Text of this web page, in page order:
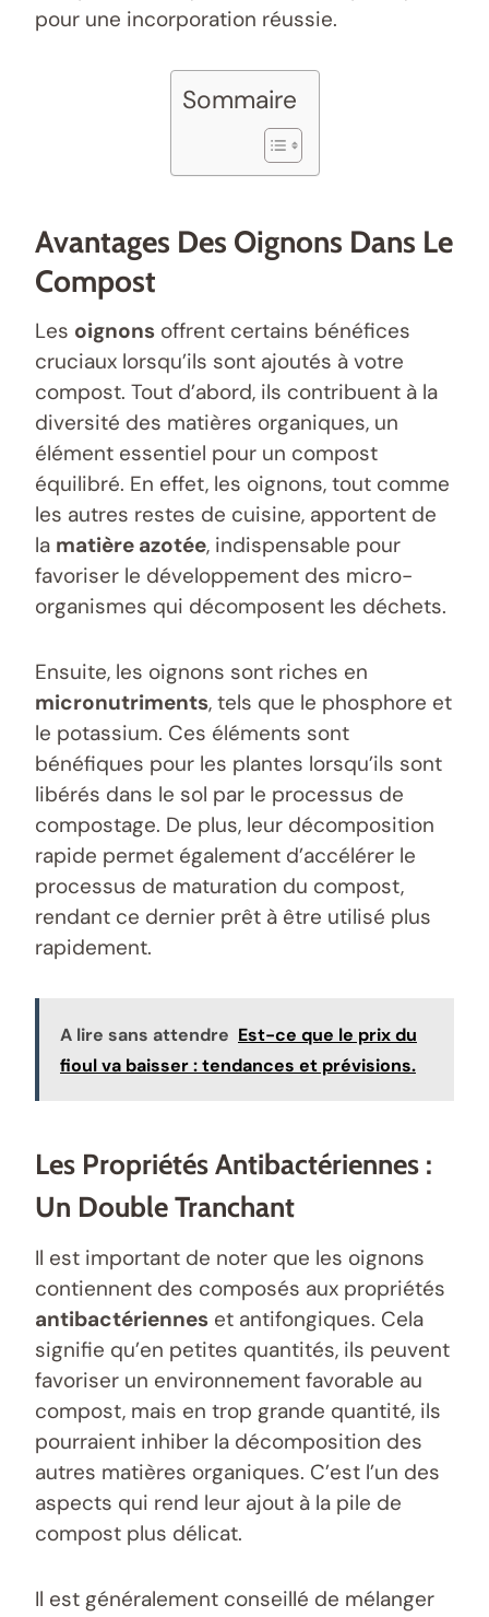
pour une incorporation réussie.
Sommaire
Avantages Des Oignons Dans Le
Compost
Les oignons offrent certains bénéfices
cruciaux lorsqu’ils sont ajoutés à votre
compost. Tout d’abord, ils contribuent à la
diversité des matières organiques, un
élément essentiel pour un compost
équilibré. En effet, les oignons, tout comme
les autres restes de cuisine, apportent de
la matière azotée, indispensable pour
favoriser le développement des micro-
organismes qui décomposent les déchets.
Ensuite, les oignons sont riches en
micronutriments, tels que le phosphore et
le potassium. Ces éléments sont
bénéfiques pour les plantes lorsqu’ils sont
libérés dans le sol par le processus de
compostage. De plus, leur décomposition
rapide permet également d’accélérer le
processus de maturation du compost,
rendant ce dernier prêt à être utilisé plus
rapidement.
A lire sans attendre Est-ce que le prix du
fioul va baisser : tendances et prévisions.
Les Propriétés Antibactériennes :
Un Double Tranchant
Il est important de noter que les oignons
contiennent des composés aux propriétés
antibactériennes et antifongiques. Cela
signifie qu’en petites quantités, ils peuvent
favoriser un environnement favorable au
compost, mais en trop grande quantité, ils
pourraient inhiber la décomposition des
autres matières organiques. C’est l’un des
aspects qui rend leur ajout à la pile de
compost plus délicat.
Il est généralement conseillé de mélanger